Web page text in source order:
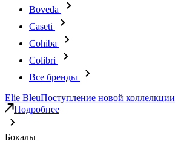
Boveda
Caseti
Cohiba
Colibri
Все бренды
Elie BleuПоступление новой коллелкции
Подробнее
Бокалы